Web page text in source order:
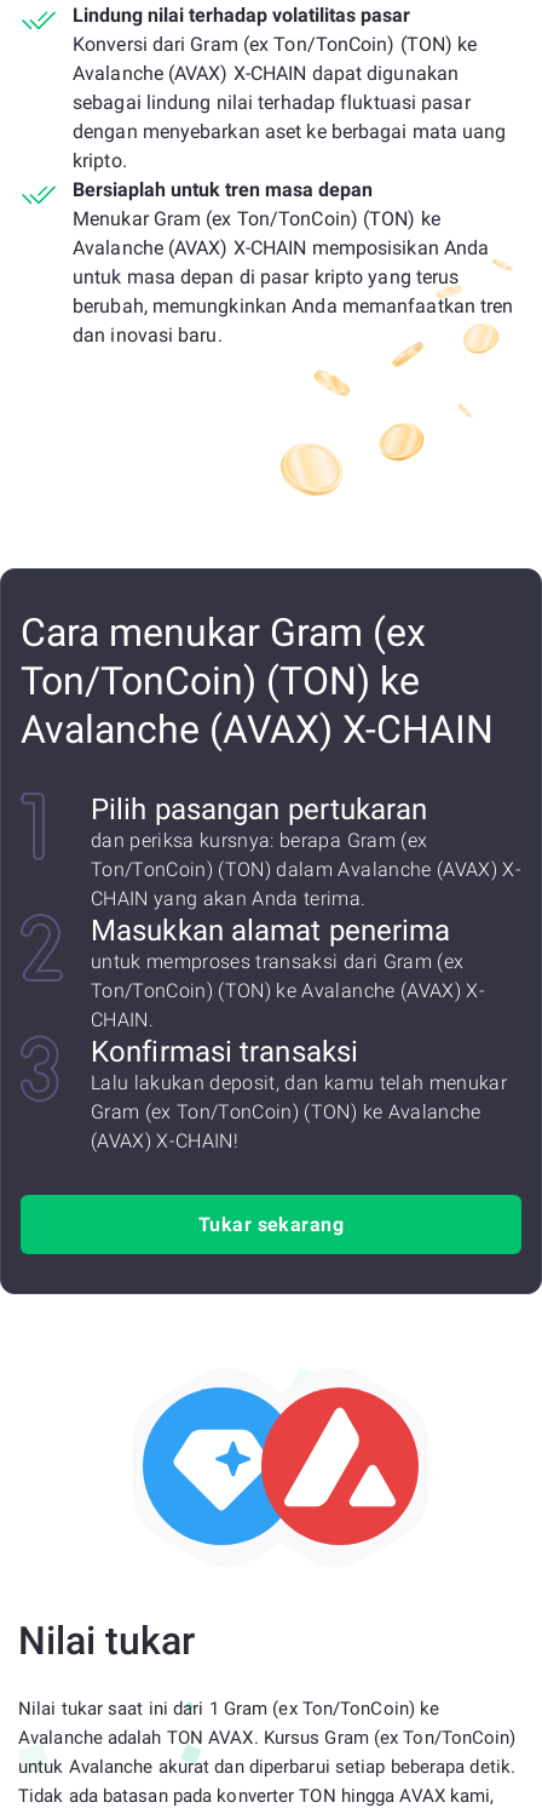
Lindung nilai terhadap volatilitas pasar
Konversi dari Gram (ex Ton/TonCoin) (TON) ke
Avalanche (AVAX) X-CHAIN dapat digunakan
sebagai lindung nilai terhadap fluktuasi pasar
dengan menyebarkan aset ke berbagai mata uang
kripto.
Bersiaplah untuk tren masa depan
Menukar Gram (ex Ton/TonCoin) (TON) ke
Avalanche (AVAX) X-CHAIN memposisikan Anda
untuk masa depan di pasar kripto yang terus
berubah, memungkinkan Anda memanfaatkan tren
dan inovasi baru.
Cara menukar Gram (ex
Ton/TonCoin) (TON) ke
Avalanche (AVAX) X-CHAIN
Pilih pasangan pertukaran
dan periksa kursnya: berapa Gram (ex
Ton/TonCoin) (TON) dalam Avalanche (AVAX) X-
CHAIN yang akan Anda terima.
Masukkan alamat penerima
untuk memproses transaksi dari Gram (ex
Ton/TonCoin) (TON) ke Avalanche (AVAX) X-
CHAIN.
Konfirmasi transaksi
Lalu lakukan deposit, dan kamu telah menukar
Gram (ex Ton/TonCoin) (TON) ke Avalanche
(AVAX) X-CHAIN!
Tukar sekarang
Nilai tukar
Nilai tukar saat ini dari 1 Gram (ex Ton/TonCoin) ke
Avalanche adalah TON AVAX. Kursus Gram (ex Ton/TonCoin)
untuk Avalanche akurat dan diperbarui setiap beberapa detik.
Tidak ada batasan pada konverter TON hingga AVAX kami,